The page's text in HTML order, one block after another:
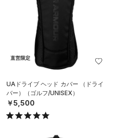
直営限定
UAドライブ ヘッド カバー （ドライ
バー）（ゴルフ/UNISEX）
￥5,500